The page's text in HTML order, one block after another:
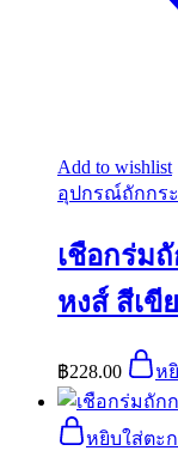
Add to wishlist
อุปกรณ์ถักกระ
เชือกร่ม
หงส์ สีเขี
฿228.00 ห
หยิบใส่ตะ